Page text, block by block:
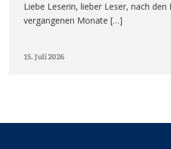
Liebe Leserin, lieber Leser, nach den
vergangenen Monate […]
15. Juli 2026